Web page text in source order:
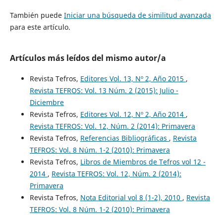
También puede Iniciar una búsqueda de similitud avanzada
para este artículo.
Artículos más leídos del mismo autor/a
Revista Tefros, Editores Vol. 13, Nº 2, Año 2015 ,
Revista TEFROS: Vol. 13 Núm. 2 (2015): Julio -
Diciembre
Revista Tefros, Editores Vol. 12, Nº 2, Año 2014 ,
Revista TEFROS: Vol. 12, Núm. 2 (2014): Primavera
Revista Tefros, Referencias Bibliográficas , Revista
TEFROS: Vol. 8 Núm. 1-2 (2010): Primavera
Revista Tefros, Libros de Miembros de Tefros vol 12 -
2014 , Revista TEFROS: Vol. 12, Núm. 2 (2014):
Primavera
Revista Tefros, Nota Editorial vol 8 (1-2), 2010 , Revista
TEFROS: Vol. 8 Núm. 1-2 (2010): Primavera